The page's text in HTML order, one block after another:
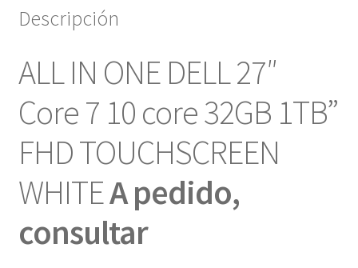
Descripción
ALL IN ONE DELL 27″
Core 7 10 core 32GB 1TB”
FHD TOUCHSCREEN
WHITEA pedido,
consultar